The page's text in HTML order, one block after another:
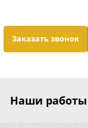
Заказать звонок
Наши работы